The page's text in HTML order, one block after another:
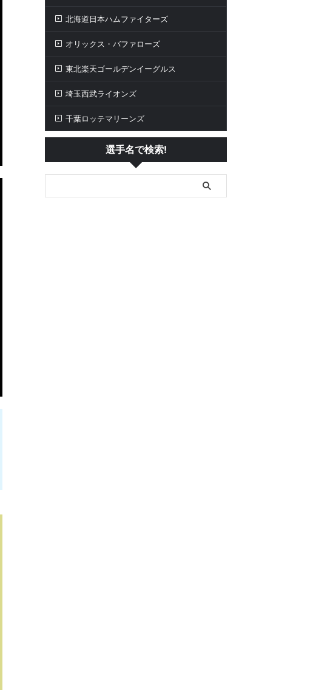
北海道日本ハムファイターズ
オリックス・バファローズ
東北楽天ゴールデンイーグルス
埼玉西武ライオンズ
千葉ロッテマリーンズ
選手名で検索!